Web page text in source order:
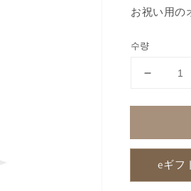
お祝い用の
수량
수
량
줄
eギフ